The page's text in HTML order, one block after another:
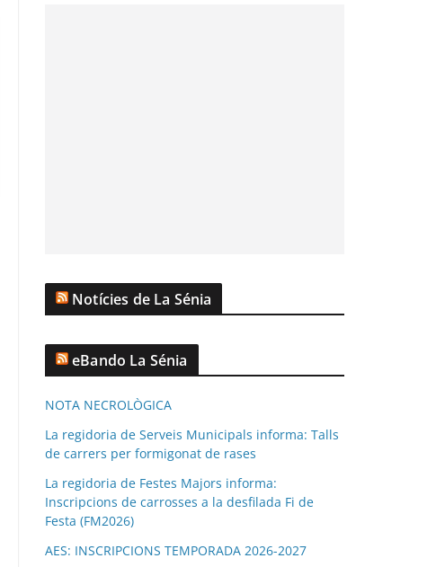
Notícies de La Sénia
eBando La Sénia
NOTA NECROLÒGICA
La regidoria de Serveis Municipals informa: Talls
de carrers per formigonat de rases
La regidoria de Festes Majors informa:
Inscripcions de carrosses a la desfilada Fi de
Festa (FM2026)
AES: INSCRIPCIONS TEMPORADA 2026-2027